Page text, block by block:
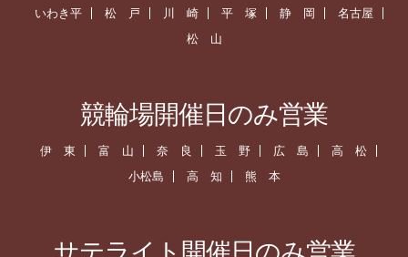
いわき平 松 戸 川 崎 平 塚 静 岡
名古屋
松 山
競輪場開催日のみ営業
伊 東 富 山 奈 良 玉 野 広 島
高 松
小松島
高 知 熊 本